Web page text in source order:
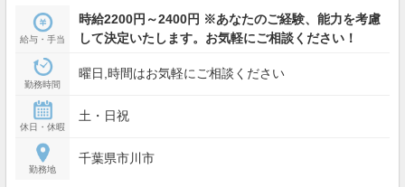
給与・手当
時給2200円～2400円 ※あなたのご経験、能力を考慮
して決定いたします。お気軽にご相談ください！
勤務時間
曜日,時間はお気軽にご相談ください
休日・休暇
土・日祝
勤務地
千葉県市川市